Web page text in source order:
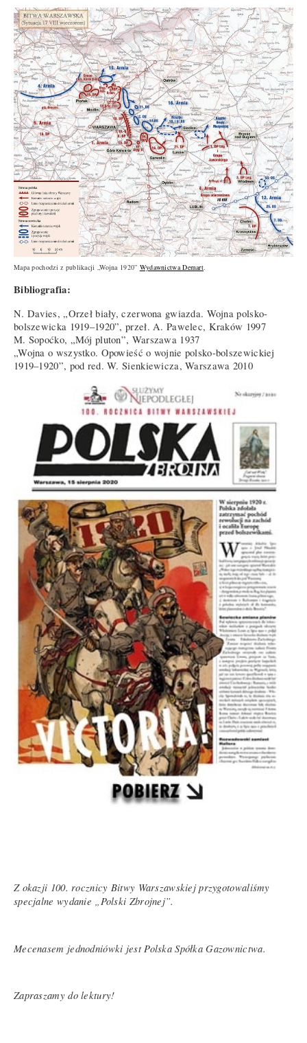
Mapa pochodzi z publikacji „Wojna 1920” Wydawnictwa Demart
Bibliografia:
N. Davies, „Orzeł biały, czerwona gwiazda. Wojna polsko-
bolszewicka 1919–1920”, przeł. A. Pawelec, Kraków 1997
M. Sopoćko, „Mój pluton”, Warszawa 1937
„Wojna o wszystko. Opowieść o wojnie polsko-bolszewickiej
1919–1920”, pod red. W. Sienkiewicza, Warszawa 2010
Z okazji 100. rocznicy Bitwy Warszawskiej przygotowaliśmy
specjalne wydanie „Polski Zbrojnej”.
Mecenasem jednodniówki jest Polska Spółka Gazownictwa.
Zapraszamy do lektury!